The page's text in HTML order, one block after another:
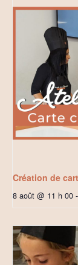
Création de
8 août @ 11 h 00 -